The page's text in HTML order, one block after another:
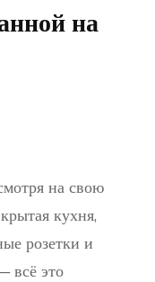
на
на свою
кухня,
розетки и
всё это